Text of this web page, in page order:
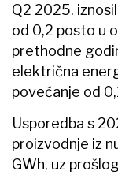
Q2 2025.
od 0,2 posto u
prethodne
električna
povećanje od
Usporedba s
proizvodnje iz
GWh, uz